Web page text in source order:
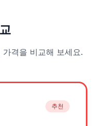
격을 비교해 보세요.
추천